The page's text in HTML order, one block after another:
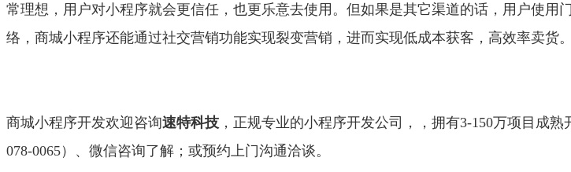
常理想，用户对小程序就会更信任，也更乐意去使用。但如果是其它渠道的话，用户使
络，商城小程序还能通过社交营销功能实现裂变营销，进而实现低成本获客，高效率卖货。
商城小程序开发欢迎咨询速特科技 ，正规专业的小程序开发公司，，拥有3-150万项目成
078-0065）、微信咨询了解；或预约上门沟通洽谈。